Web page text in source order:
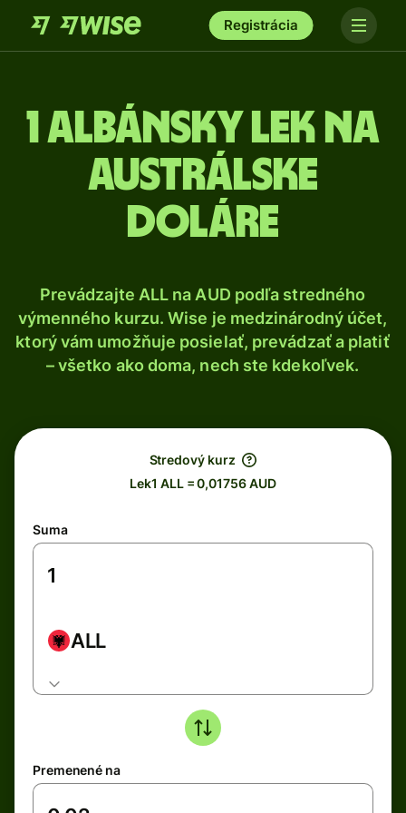
Registrácia
1 Albánsky lek na
austrálske
doláre
Prevádzajte ALL na AUD podľa stredného
výmenného kurzu. Wise je medzinárodný účet,
ktorý vám umožňuje posielať, prevádzať a platiť
– všetko ako doma, nech ste kdekoľvek.
Stredový kurz
Lek1 ALL = 0,01756 AUD
Suma
ALL
Premenené na